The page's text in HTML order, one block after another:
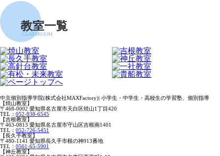
教室一覧
CLASSROOM
中京個別指導学院(株式会社MAXFactory)| 小学生・中学生・高校生の学習塾、個別指導
【焼山教室】
〒468-0002 愛知県名古屋市天白区焼山1丁目420
TEL： 052-838-6545
【吉根教室】
〒463-0813 愛知県名古屋市守山区吉根南1401
TEL： 052-726-5451
【長久手教室】
〒480-1141 愛知県長久手市根の神913番地
TEL： 0561-65-5901
【神丘教室】